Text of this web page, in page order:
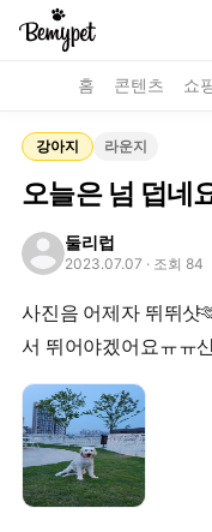
홈 콘텐츠 쇼
강아지 라운지
오늘은 넘 덥네
둘리럽
2023.07.07 · 조회 84
사진음 어제자 뛰뛰샷
서 뛰어야겠어요ㅠㅠ